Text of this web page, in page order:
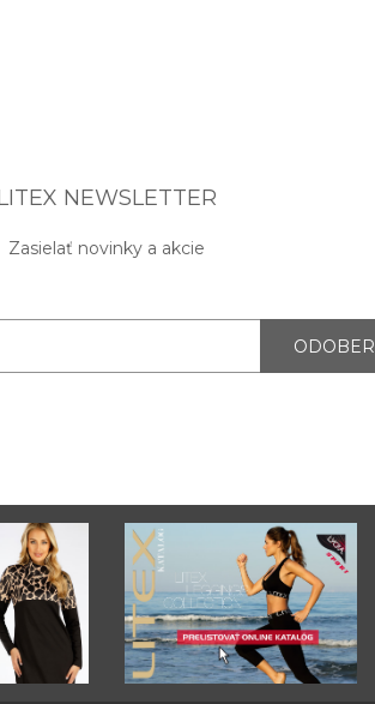
NEWSLETTER
Zasielať novinky a akcie